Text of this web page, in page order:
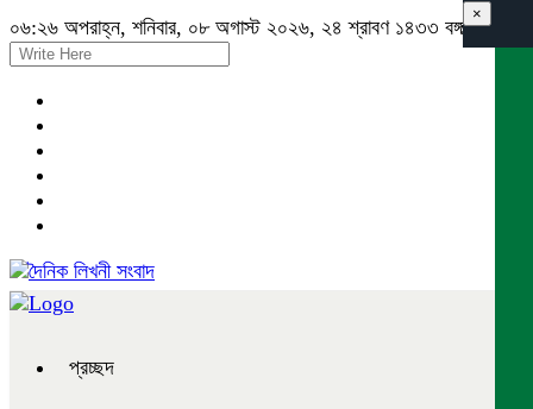
০৬:২৬ অপরাহ্ন, শনিবার, ০৮ অগাস্ট ২০২৬, ২৪ শ্রাবণ ১৪৩৩ বঙ্গাব্দ
প্রচ্ছদ
×